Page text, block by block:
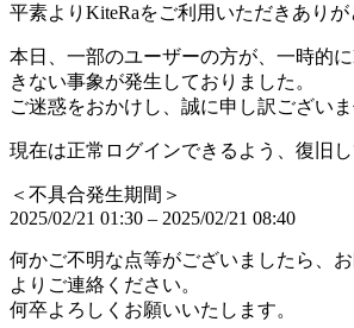
平素よりKiteRaをご利用いただきありが
本日、一部のユーザーの方が、一時的
きない事象が発生しておりました。
ご迷惑をおかけし、誠に申し訳ございま
現在は正常ログインできるよう、復旧し
＜不具合発生期間＞
2025/02/21 01:30 – 2025/02/21 08:40
何かご不明な点等がございましたら、
よりご連絡ください。
何卒よろしくお願いいたします。